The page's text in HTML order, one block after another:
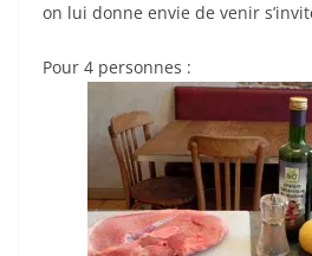
on lui donne envie de venir
Pour 4 personnes :